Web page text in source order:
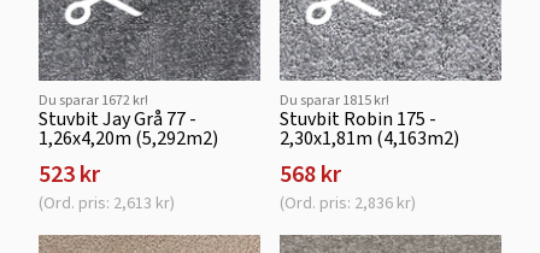
Du sparar 1672 kr!
Stuvbit Jay Grå 77 -
1,26x4,20m (5,292m2)
523 kr
(Ord. pris: 2,613 kr)
Du sparar 1815 kr!
Stuvbit Robin 175 -
2,30x1,81m (4,163m2)
568 kr
(Ord. pris: 2,836 kr)